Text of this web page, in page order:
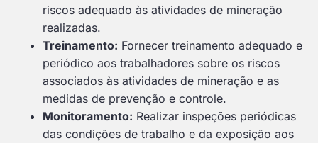
riscos adequado às atividades de mineração
realizadas.
Treinamento: Fornecer treinamento adequado e
periódico aos trabalhadores sobre os riscos
associados às atividades de mineração e as
medidas de prevenção e controle.
Monitoramento: Realizar inspeções periódicas
das condições de trabalho e da exposição aos